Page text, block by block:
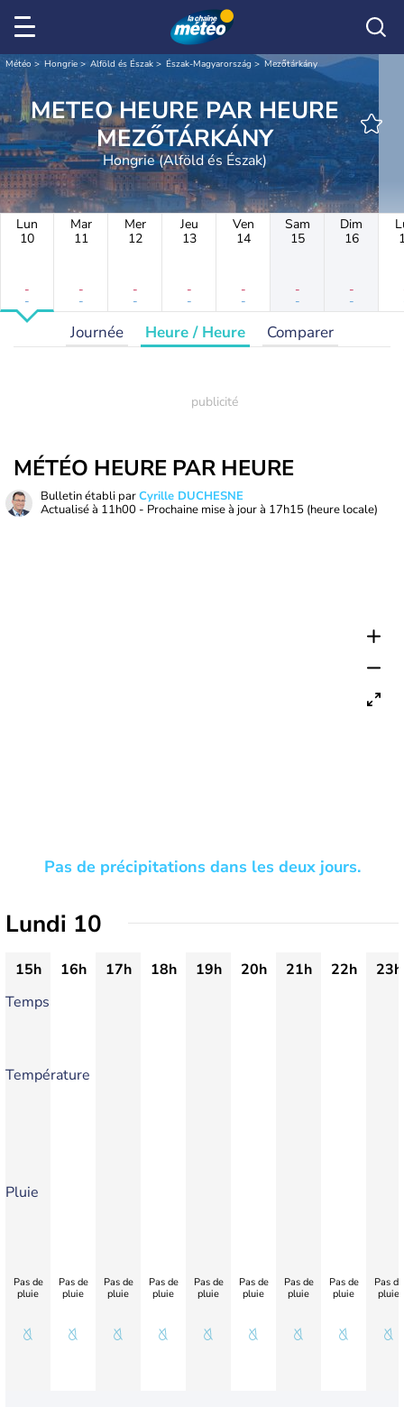
Météo Hongrie Alföld és Észak Észak-Magyarország Mezőtárkány
METEO HEURE PAR HEURE
MEZŐTÁRKÁNY
Hongrie (Alföld és Észak)
Lun
10
-
-
Mar
11
-
-
Mer
12
-
-
Jeu
13
-
-
Ven
14
-
-
Sam
15
-
-
Dim
16
-
-
Journée Heure / Heure Comparer
MÉTÉO HEURE PAR HEURE
Bulletin établi parCyrille DUCHESNE
Actualisé à 11h00 - Prochaine mise à jour à 17h15 (heure locale)
Pas de précipitations dans les deux jours.
Lundi 10
15h 16h 17h 18h 19h 20h 21h 22h
23h
Temps
Température
Pluie
Pas de
pluie
Pas de
pluie
Pas de
pluie
Pas de
pluie
Pas de
pluie
Pas de
pluie
Pas de
pluie
Pas de
pluie
Pas de
pluie